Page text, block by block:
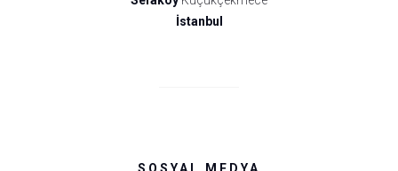
İstanbul
SOSYAL MEDYA